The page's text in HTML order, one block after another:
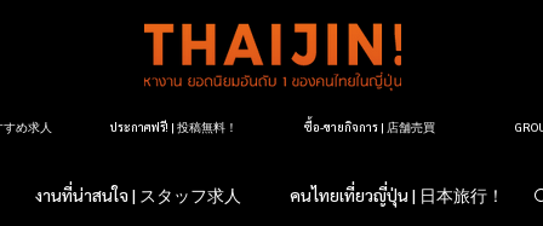
め求人 ประกาศฟรี! | 投稿無料！ ซื้อ-ขายกิจการ | 店舗売買
งานที่น่าสนใจ | スタッフ求人 คนไทยเที่ยวญี่ปุ่น | 日本旅行！